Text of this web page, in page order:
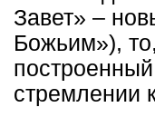
Завет» –
Божьим»),
стремлении